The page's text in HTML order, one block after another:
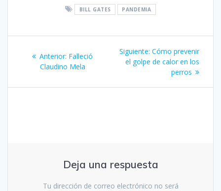
BILL GATES PANDEMIA
entradas
Anterior: Entrada
anterior:
Falleció
Claudino Mela
Siguiente: Siguiente
entrada:
Cómo prevenir
el golpe de calor en los
perros
Deja una respuesta
Tu dirección de correo electrónico no será